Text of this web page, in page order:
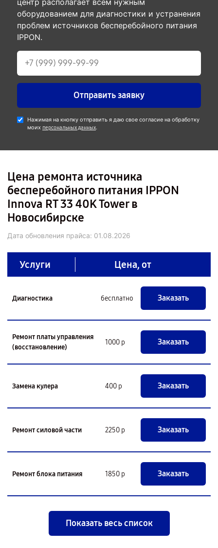
центр располагает всем нужным
оборудованием для диагностики и устранения
проблем источников бесперебойного питания
IPPON.
Отправить заявку
Нажимая на кнопку отправить я даю свое согласие на обработку
моих персональных данных.
Цена ремонта источника
бесперебойного питания IPPON
Innova RT 33 40K Tower в
Новосибирске
Дата обновления прайса: 01.08.2026
Услуги Цена, от
Диагностика бесплатно Заказать
Ремонт платы управления
(восстановление)
1000 р Заказать
Замена кулера 400 р Заказать
Ремонт силовой части 2250 р Заказать
Ремонт блока питания 1850 р Заказать
Показать весь список